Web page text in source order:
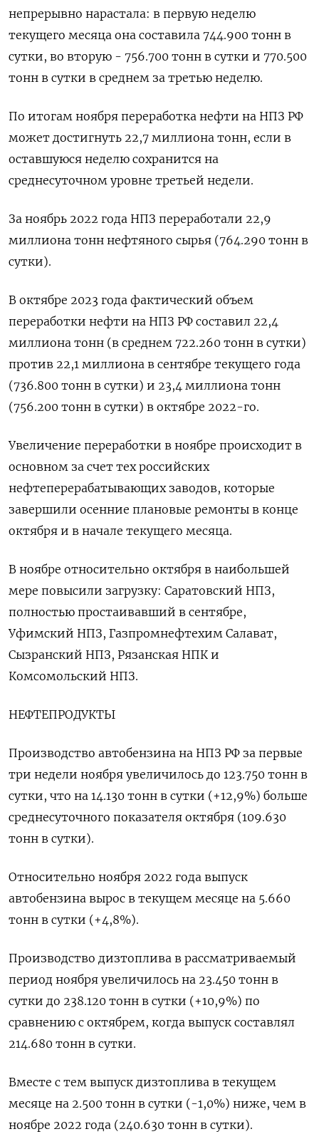
непрерывно нарастала: в первую неделю
текущего месяца она составила 744.900 тонн в
сутки, во вторую - 756.700 тонн в сутки и 770.500
тонн в сутки в среднем за третью неделю.
По итогам ноября переработка нефти на НПЗ РФ
может достигнуть 22,7 миллиона тонн, если в
оставшуюся неделю сохранится на
среднесуточном уровне третьей недели.
За ноябрь 2022 года НПЗ переработали 22,9
миллиона тонн нефтяного сырья (764.290 тонн в
сутки).
В октябре 2023 года фактический объем
переработки нефти на НПЗ РФ составил 22,4
миллиона тонн (в среднем 722.260 тонн в сутки)
против 22,1 миллиона в сентябре текущего года
(736.800 тонн в сутки) и 23,4 миллиона тонн
(756.200 тонн в сутки) в октябре 2022-го.
Увеличение переработки в ноябре происходит в
основном за счет тех российских
нефтеперерабатывающих заводов, которые
завершили осенние плановые ремонты в конце
октября и в начале текущего месяца.
В ноябре относительно октября в наибольшей
мере повысили загрузку: Саратовский НПЗ,
полностью простаивавший в сентябре,
Уфимский НПЗ, Газпромнефтехим Салават,
Сызранский НПЗ, Рязанская НПК и
Комсомольский НПЗ.
НЕФТЕПРОДУКТЫ
Производство автобензина на НПЗ РФ за первые
три недели ноября увеличилось до 123.750 тонн в
сутки, что на 14.130 тонн в сутки (+12,9%) больше
среднесуточного показателя октября (109.630
тонн в сутки).
Относительно ноября 2022 года выпуск
автобензина вырос в текущем месяце на 5.660
тонн в сутки (+4,8%).
Производство дизтоплива в рассматриваемый
период ноября увеличилось на 23.450 тонн в
сутки до 238.120 тонн в сутки (+10,9%) по
сравнению с октябрем, когда выпуск составлял
214.680 тонн в сутки.
Вместе с тем выпуск дизтоплива в текущем
месяце на 2.500 тонн в сутки (-1,0%) ниже, чем в
ноябре 2022 года (240.630 тонн в сутки).